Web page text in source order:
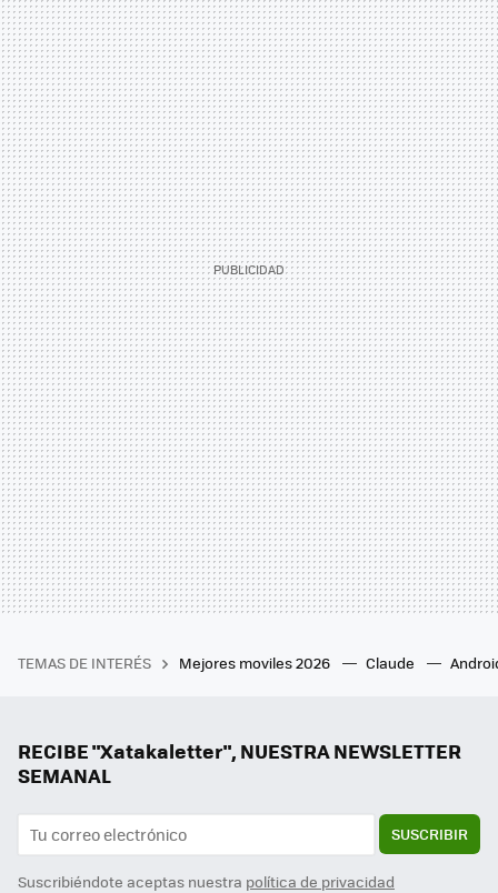
TEMAS DE INTERÉS Mejores moviles 2026 Claude
RECIBE "Xatakaletter", NUESTRA NEWSLETTER
SEMANAL
SUSCRIBIR
Suscribiéndote aceptas nuestra política de privacidad